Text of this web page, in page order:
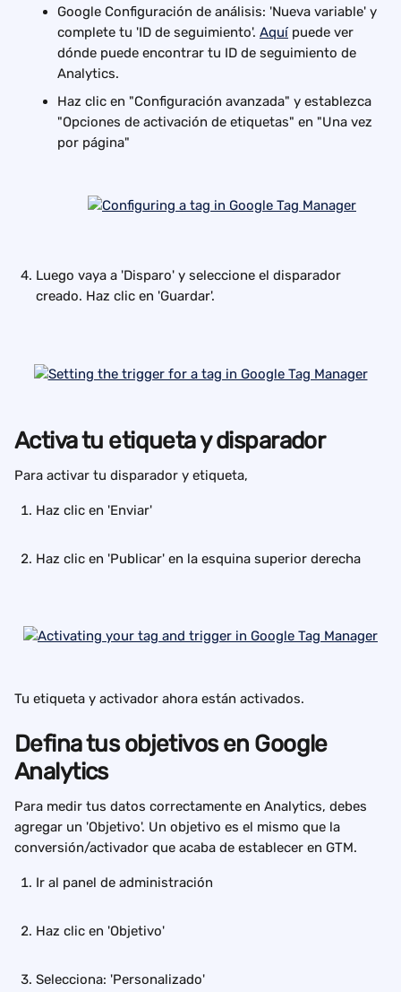
Google Configuración de análisis: 'Nueva variable' y
complete tu 'ID de seguimiento'. Aquí puede ver
dónde puede encontrar tu ID de seguimiento de
Analytics.
Haz clic en "Configuración avanzada" y establezca
"Opciones de activación de etiquetas" en "Una vez
por página"
Luego vaya a 'Disparo' y seleccione el disparador
creado. Haz clic en 'Guardar'.
Activa tu etiqueta y disparador
Para activar tu disparador y etiqueta,
Haz clic en 'Enviar'
Haz clic en 'Publicar' en la esquina superior derecha
Tu etiqueta y activador ahora están activados.
Defina tus objetivos en Google
Analytics
Para medir tus datos correctamente en Analytics, debes
agregar un 'Objetivo'. Un objetivo es el mismo que la
conversión/activador que acaba de establecer en GTM.
Ir al panel de administración
Haz clic en 'Objetivo'
Selecciona: 'Personalizado'